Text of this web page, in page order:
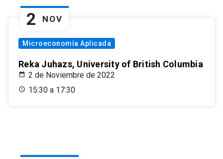
2 NOV
Microeconomía Aplicada
Reka Juhazs, University of British Columbia
2 de Noviembre de 2022
15:30 a 17:30